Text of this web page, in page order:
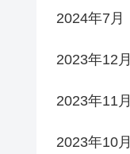
2024年7月
2023年12月
2023年11月
2023年10月